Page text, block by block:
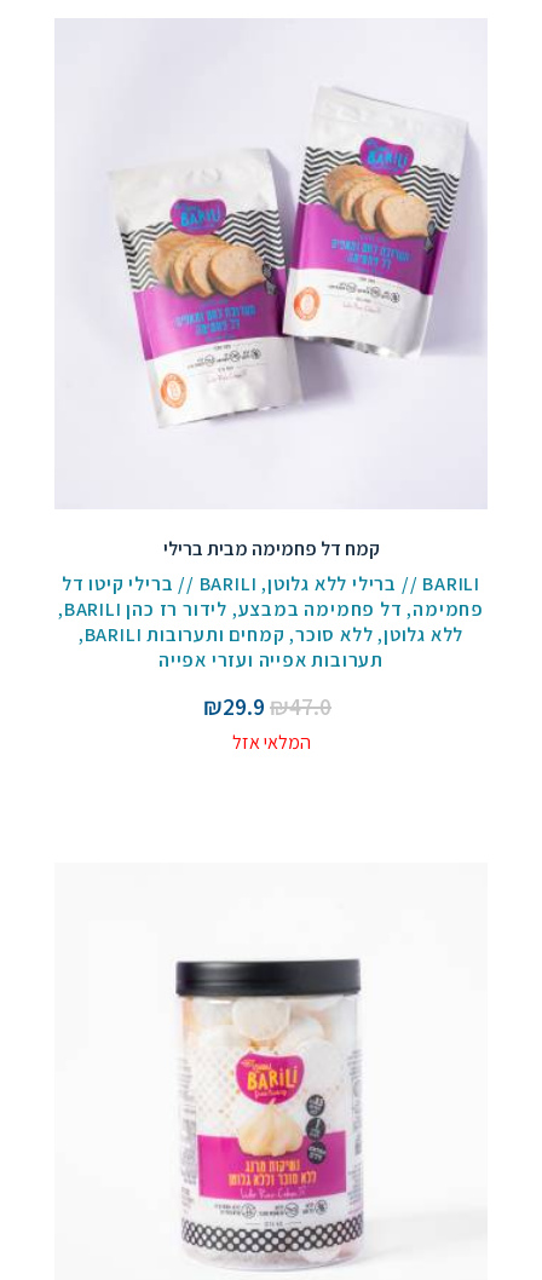
קמח דל פחמימה מבית ברילי
BARILI // ברילי ללא גלוטן
,
BARILI // ברילי קיטו דל
פחמימה, דל פחמימה במבצע, לידור רז כהן BARILI
,
ללא גלוטן,ללא סוכר, קמחים ותערובות BARILI
,
תערובות אפייה ועזרי אפייה
₪47.0
המחיר
המקורי
₪29.9
המלאי אזל